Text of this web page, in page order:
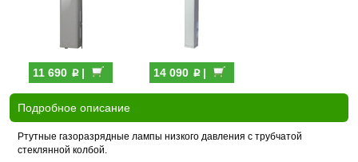
11 690 p| 14 090 p|
Подробное описание
Ртутные газоразрядные лампы низкого давления с трубчатой
стеклянной колбой.